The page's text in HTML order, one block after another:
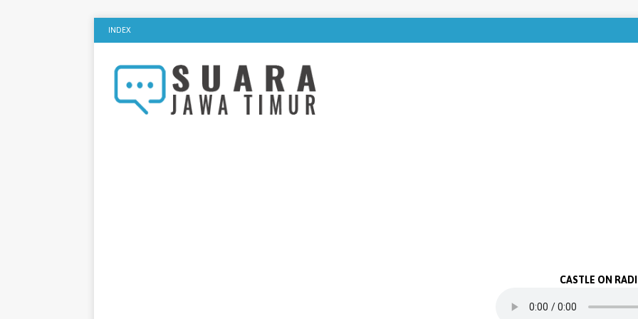
INDEX
CASTLE ON